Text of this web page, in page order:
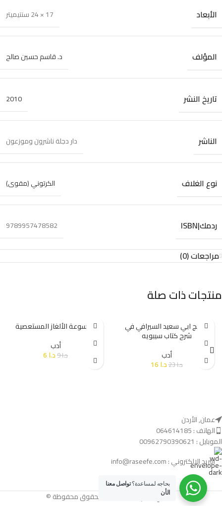
الأبعاد 17 × 24 سنتيميتر
المؤلف د. قاسم حسين صالح
تاريخ النشر 2010
الناشر دار دجلة ناشرون وموزعون
نوع الغلاف الكرتوني (مقوى)
ردمك|ISBN 9789957478582
مراجعات (0)
منتجات ذات صلة
منهج ابي سعيد السيرافي في
شرح كتاب سيبويه
أدب
د.ا23 د.ا
موسوعة الألغاز المستعصية
أدب
د.ا9 د.ا
عمان, الأردن
الهاتف : 064614185
الموبايل : 00962790390621
البريد الالكتروني : info@raseefe.com
رصيفي.كوم
بحاجه لمساعدة؟تواصل معنا
الأن